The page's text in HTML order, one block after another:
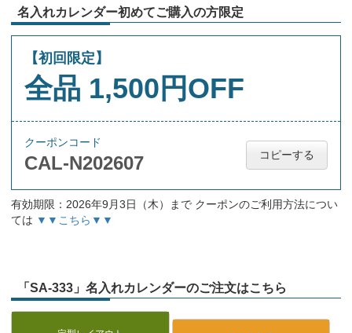
名入れカレンダー初めてご購入の方限定
【初回限定】
全品 1,500円OFF
クーポンコード
CAL-N202607 コピーする
有効期限：2026年9月3日（木）まで クーポンのご利用方法につい
ては ▼▼こちら▼▼
「SA-333」名入れカレンダーのご注文はこちら